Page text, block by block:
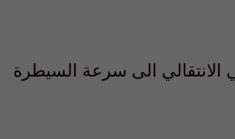
الانتقالي الى سرعة السيطرة